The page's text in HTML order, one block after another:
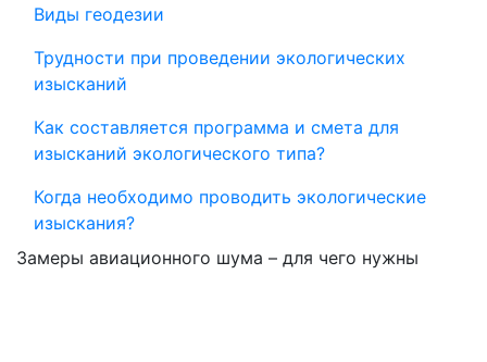
Виды геодезии
Трудности при проведении экологических
изысканий
Как составляется программа и смета для
изысканий экологического типа?
Когда необходимо проводить экологические
изыскания?
Замеры авиационного шума – для чего нужны